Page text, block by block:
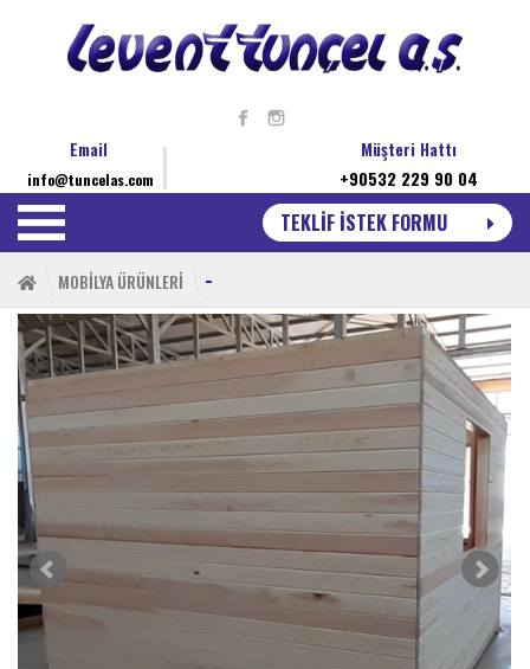
Müşteri Hattı
+90532 229 90 04
Email
info@tuncelas.com
TEKLİF İSTEK FORMU
MOBİLYA ÜRÜNLERİ -